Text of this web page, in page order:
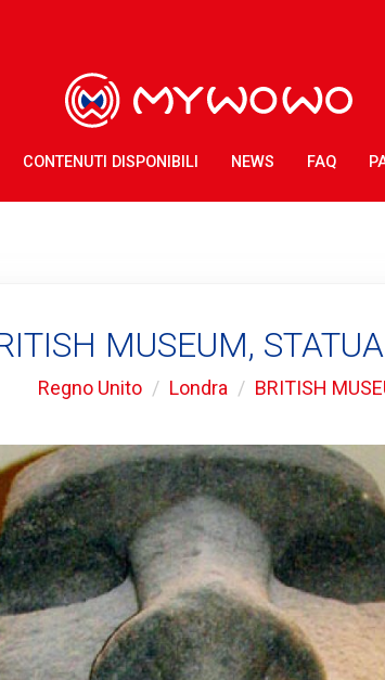
CONTENUTI DISPONIBILI NEWS FAQ
MUSEUM,
Regno Unito Londra BRITISH